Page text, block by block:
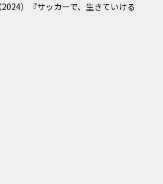
）『サッカーで、生きていける